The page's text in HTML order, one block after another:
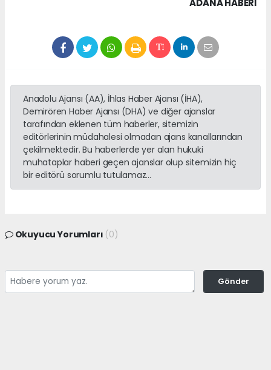
ADANA HABERİ
Anadolu Ajansı (AA), İhlas Haber Ajansı (İHA),
Demirören Haber Ajansı (DHA) ve diğer ajanslar
tarafından eklenen tüm haberler, sitemizin
editörlerinin müdahalesi olmadan ajans kanallarından
çekilmektedir. Bu haberlerde yer alan hukuki
muhataplar haberi geçen ajanslar olup sitemizin hiç
bir editörü sorumlu tutulamaz...
Okuyucu Yorumları (0)
Gönder